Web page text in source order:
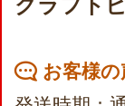
クラフト
お客様の